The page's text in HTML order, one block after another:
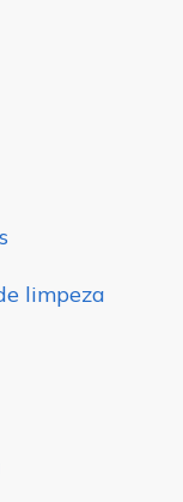
limpeza